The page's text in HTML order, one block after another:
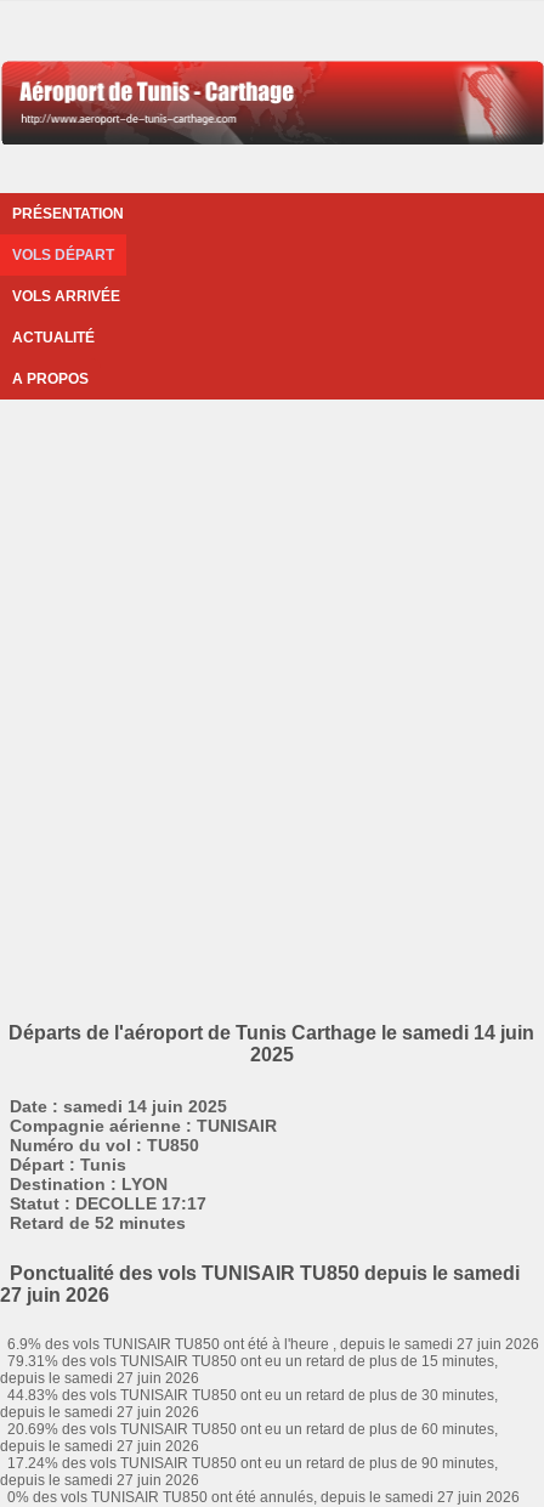
PRÉSENTATION
VOLS DÉPART
VOLS ARRIVÉE
ACTUALITÉ
A PROPOS
Départs de l'aéroport de Tunis Carthage le samedi 14 juin
2025
Date : samedi 14 juin 2025
Compagnie aérienne : TUNISAIR
Numéro du vol : TU850
Départ : Tunis
Destination : LYON
Statut : DECOLLE 17:17
Retard de 52 minutes
Ponctualité des vols TUNISAIR TU850 depuis le samedi
27 juin 2026
6.9% des vols TUNISAIR TU850 ont été à l'heure , depuis le samedi 27 juin 2026
79.31% des vols TUNISAIR TU850 ont eu un retard de plus de 15 minutes,
depuis le samedi 27 juin 2026
44.83% des vols TUNISAIR TU850 ont eu un retard de plus de 30 minutes,
depuis le samedi 27 juin 2026
20.69% des vols TUNISAIR TU850 ont eu un retard de plus de 60 minutes,
depuis le samedi 27 juin 2026
17.24% des vols TUNISAIR TU850 ont eu un retard de plus de 90 minutes,
depuis le samedi 27 juin 2026
0% des vols TUNISAIR TU850 ont été annulés, depuis le samedi 27 juin 2026